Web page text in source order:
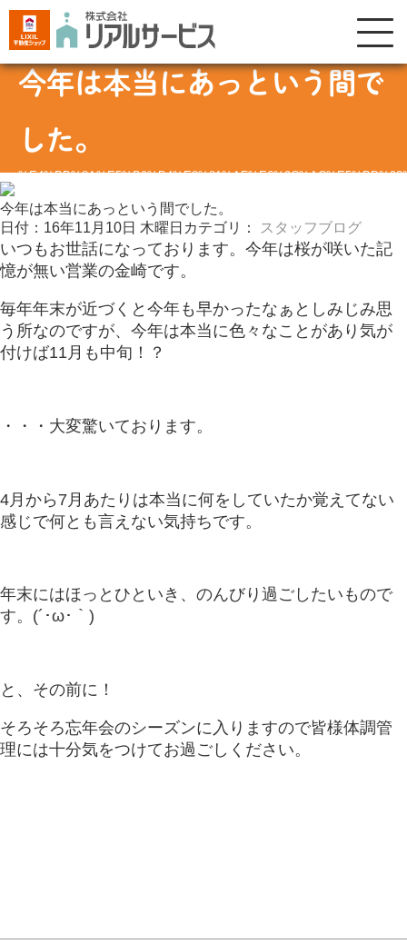
今年は本当にあっという間で
した。
今年は本当にあっという間でした。
日付：16年11月10日 木曜日 カテゴリ： スタッフブログ
いつもお世話になっております。今年は桜が咲いた記
憶が無い営業の金崎です。
毎年年末が近づくと今年も早かったなぁとしみじみ思
う所なのですが、今年は本当に色々なことがあり気が
付けば11月も中旬！？
・・・大変驚いております。
4月から7月あたりは本当に何をしていたか覚えてない
感じで何とも言えない気持ちです。
年末にはほっとひといき、のんびり過ごしたいもので
す。(´･ω･｀)
と、その前に！
そろそろ忘年会のシーズンに入りますので皆様体調管
理には十分気をつけてお過ごしください。